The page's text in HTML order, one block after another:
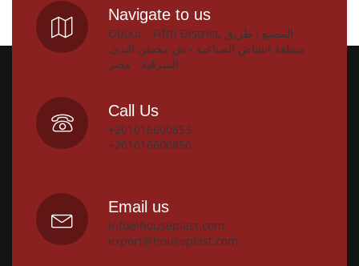
Navigate to us
Obour - Fifth District, المصنع : طريق
منطقة انشاص الصناعية - ش محطن الندى,
الشرقية - مصر
Call Us
+201016600853
+201016600850
Email us
info@houseplast.com
export@houseplast.com